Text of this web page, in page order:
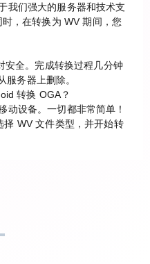
我们强大的服务器和技术支
，在转换为 WV 期间，您
安全。完成转换过程几分钟
服务器上删除。
转换 OGA？
动设备。一切都非常简单！
择 WV 文件类型，并开始转